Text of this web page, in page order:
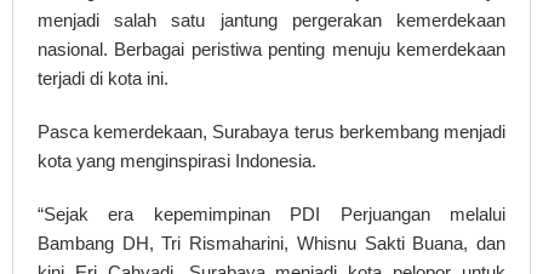
menjadi salah satu jantung pergerakan kemerdekaan
nasional. Berbagai peristiwa penting menuju kemerdekaan
terjadi di kota ini.
Pasca kemerdekaan, Surabaya terus berkembang menjadi
kota yang menginspirasi Indonesia.
“Sejak era kepemimpinan PDI Perjuangan melalui
Bambang DH, Tri Rismaharini, Whisnu Sakti Buana, dan